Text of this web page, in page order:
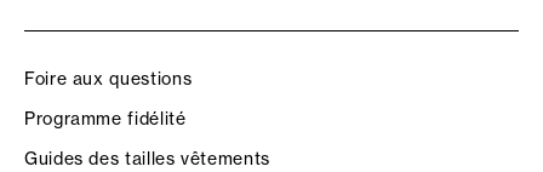
Foire aux questions
Programme fidélité
Guides des tailles vêtements